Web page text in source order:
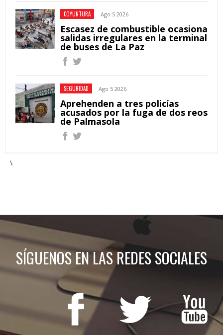
COYUNTURA Ago 5 2026
Escasez de combustible ocasiona
salidas irregulares en la terminal
de buses de La Paz
SEGURIDAD Ago 5 2026
Aprehenden a tres policías
acusados por la fuga de dos reos
de Palmasola
\
SÍGUENOS EN LAS REDES SOCIALES